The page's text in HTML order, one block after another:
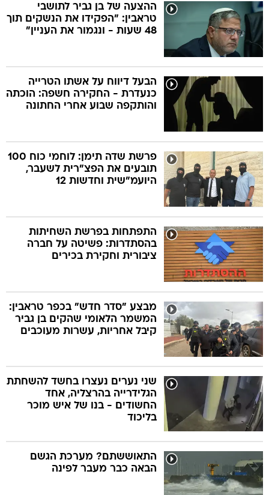
ההצעה של בן גביר לתושבי
טראבין: "הפקידו את הנשקים תוך
48 שעות - ונגמור את העניין"
הבעל דיווח על אשתו הטרייה
כנעדרת - החקירה חשפה: הוכתה
והותקפה שבוע אחרי החתונה
פרשת שדה תימן: לוחמי כוח 100
תובעים את הפצ"רית לשעבר,
היועמ"שית וחדשות 12
התפתחות בפרשת השחיתות
בהסתדרות: פשיטה על חברה
ציבורית וחקירת בכירים
מבצע "סדר חדש" בכפר טראבין:
המשמר הלאומי שהקים בן גביר
קיבל אחריות, עשרות מעוכבים
שני נערים נעצרו בחשד להשחתת
הגלידרייה בהרצליה, אחד
החשודים - בנו של איש מוכר
בליכוד
התאוששתם? מערכת הגשם
הבאה כבר מעבר לפינה